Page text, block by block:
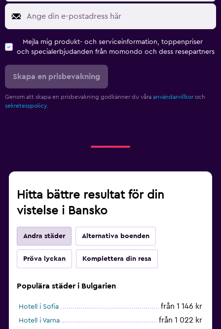
Fax/kopieringsmöjligheter
Skrivbord
Mejla mig produkt- och serviceinformation, toppenpriser
och specialerbjudanden från momondo och dess resepartners
Skapa en prisbevakning
Genom att skapa en prisbevakning godkänner du våra användarvillkor och
sekretesspolicy.
Hitta bättre resultat för din
vistelse i Bansko
Andra städer Alternativa boenden
Pröva lyckan Komplettera din resa
Populära städer i Bulgarien
Hotell i Sofia från 1 146 kr
Hotell i Varna från 1 022 kr